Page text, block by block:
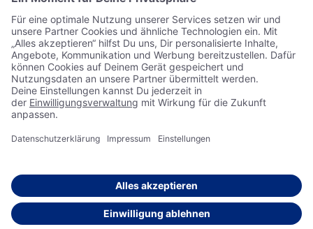
Datenschutz
© 2026 dm drogerie markt GmbH